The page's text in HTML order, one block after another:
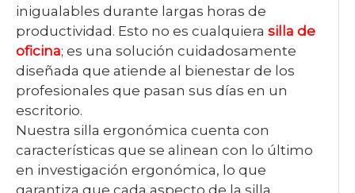
inigualables durante largas horas de
productividad. Esto no es cualquiera silla de
oficina; es una solución cuidadosamente
diseñada que atiende al bienestar de los
profesionales que pasan sus días en un
escritorio.
Nuestra silla ergonómica cuenta con
características que se alinean con lo último
en investigación ergonómica, lo que
garantiza que cada aspecto de la silla